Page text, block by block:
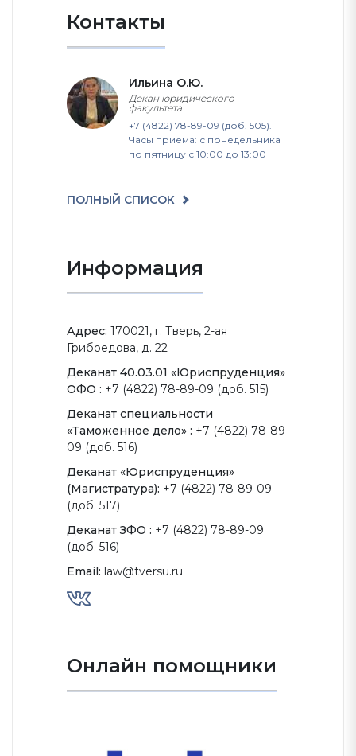
Контакты
Ильина О.Ю.
Декан юридического
факультета
+7 (4822) 78-89-09 (доб. 505).
Часы приема: с понедельника
по пятницу с 10:00 до 13:00
ПОЛНЫЙ СПИСОК
Информация
Адрес: 170021, г. Тверь, 2-ая
Грибоедова, д. 22
Деканат 40.03.01 «Юриспруденция»
ОФО : +7 (4822) 78-89-09 (доб. 515)
Деканат специальности
«Таможенное дело» : +7 (4822) 78-89-
09 (доб. 516)
Деканат «Юриспруденция»
(Магистратура): +7 (4822) 78-89-09
(доб. 517)
Деканат ЗФО : +7 (4822) 78-89-09
(доб. 516)
Email: law@tversu.ru
Онлайн помощники